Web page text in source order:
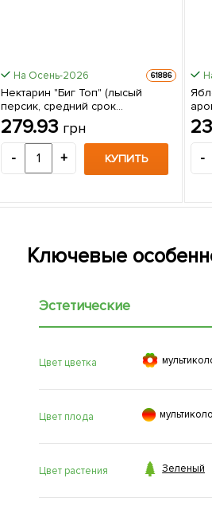
На Осень-2026 61886
Нектарин "Биг Топ" (лысый
персик, средний срок
созревания) 1 саженец в
упаковке
279.93 грн
- + КУПИТЬ -
Ключевые
Эстетические
Цвет цветка 
Цвет плода 
Цвет растения  Зеленый